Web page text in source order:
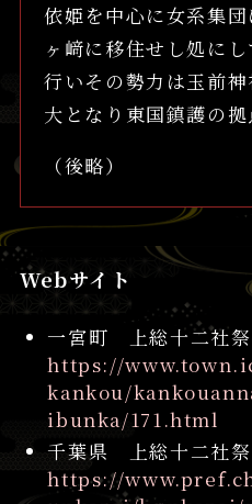
依姫を中心に女系集
ヶ﨑に移住せし処に
行いその勢力は玉前
大となり東国鎮護の
（後略）
Webサイト
一宮町 上総十二社祭
https://
kankou/
ibunka/171.html
千葉県 上総十二社祭
https://